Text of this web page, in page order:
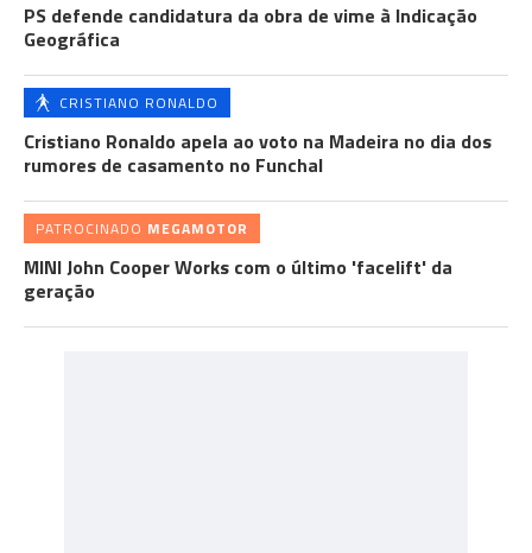
PS defende candidatura da obra de vime à Indicação
Geográfica
CRISTIANO RONALDO
Cristiano Ronaldo apela ao voto na Madeira no dia dos
rumores de casamento no Funchal
PATROCINADO MEGAMOTOR
MINI John Cooper Works com o último 'facelift' da
geração